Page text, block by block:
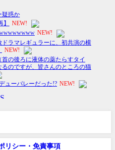
リシー・免責事項